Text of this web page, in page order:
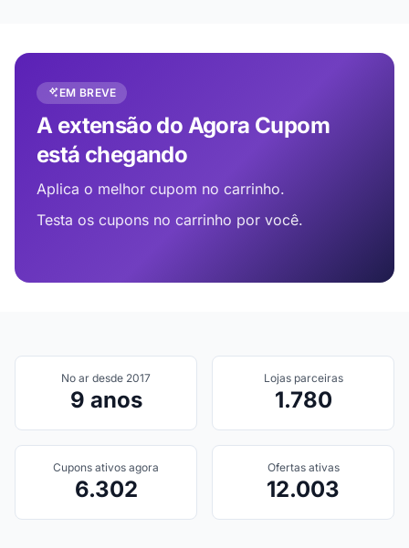
EM BREVE
A extensão do Agora Cupom
está chegando
Aplica o melhor cupom no carrinho.
Testa os cupons no carrinho por você.
No ar desde 2017
9 anos
Lojas parceiras
1.780
Cupons ativos agora
6.302
Ofertas ativas
12.003